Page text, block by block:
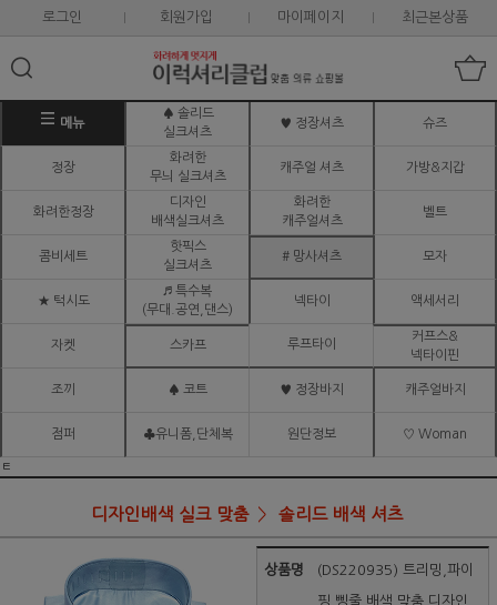
로그인 회원가입 마이페이지 최근본상품
메뉴
♠ 솔리드
실크셔츠
♥ 정장셔츠 슈즈
정장
화려한
무늬 실크셔츠
캐주얼 셔츠 가방&지갑
화려한정장
디자인
배색실크셔츠
화려한
캐주얼셔츠
벨트
콤비세트
핫픽스
실크셔츠
# 망사셔츠 모자
★ 턱시도
♬ 특수복
(무대.공연,댄스)
넥타이 액세서리
자켓 스카프 루프타이
커프스&
넥타이핀
조끼 ♠ 코트 ♥ 정장바지 캐주얼바지
점퍼 ♣유니폼,단체복 원단정보 ♡ Woman
ㅌ
디자인배색 실크 맞춤 솔리드 배색 셔츠
상품명 (DS220935) 트리밍,파이
핑,삥줄 배색 맞춤 디자인